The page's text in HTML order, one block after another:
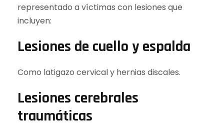
representado a víctimas con lesiones que
incluyen:
Lesiones de cuello y espalda
Como latigazo cervical y hernias discales.
Lesiones cerebrales
traumáticas